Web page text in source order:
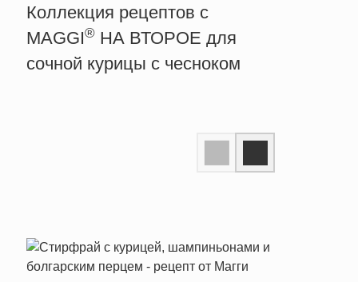
Коллекция рецептов с
MAGGI® НА ВТОРОЕ для
сочной курицы с чесноком